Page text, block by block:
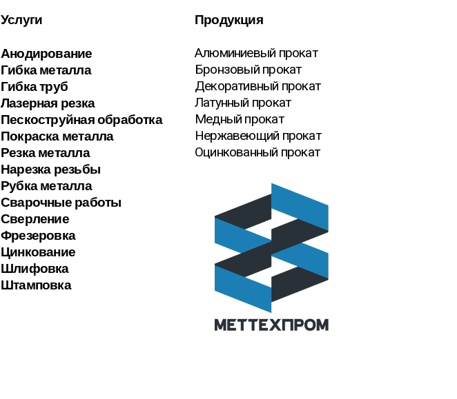
Услуги
Анодирование
Гибка металла
Гибка труб
Лазерная резка
Пескоструйная обработка
Покраска металла
Резка металла
Нарезка резьбы
Рубка металла
Сварочные работы
Сверление
Фрезеровка
Цинкование
Шлифовка
Штамповка
Продукция
Алюминиевый прокат
Бронзовый прокат
Декоративный прокат
Латунный прокат
Медный прокат
Нержавеющий прокат
Оцинкованный прокат